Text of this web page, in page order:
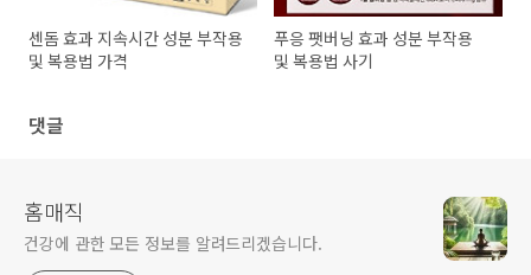
센돔 효과 지속시간 성분 부작용
및 복용법 가격
푸응 팻버닝 효과 성분 부작용
및 복용법 사기
댓글
홈매직
건강에 관한 모든 정보를 알려드리겠습니다.